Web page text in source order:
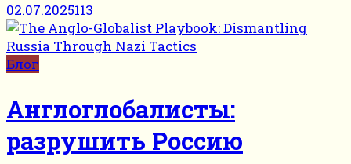
02.07.2025113
Блог
Англоглобалисты:
разрушить Россию